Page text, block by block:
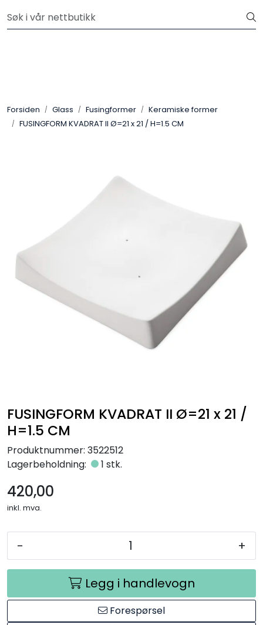
Velkommen til vår nye nettbutikk! Besøk Min side for mer
Forsiden Glass Fusingformer
Keramiske former
FUSINGFORM KVADRAT II Ø=21 x 21 / H=1.5 CM
FUSINGFORM KVADRAT II Ø=21 x 21 /
H=1.5 CM
Produktnummer: 3522512
Lagerbeholdning:
1 stk.
420,00
inkl. mva.
- +
Legg i handlevogn
Forespørsel
Pulverglasur
Pensler
Gipsformer